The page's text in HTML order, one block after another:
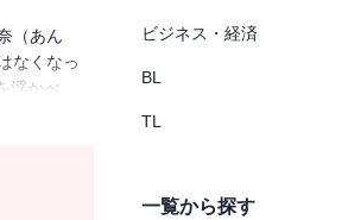
（あん
なくなっ
かべ、
望と恐
ビジネス・経済
BL
TL
一覧から探す